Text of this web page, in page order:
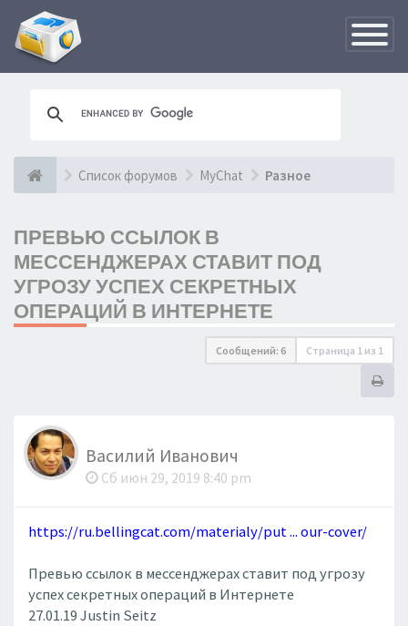
Список форумов MyChat Разное
ПРЕВЬЮ ССЫЛОК В
МЕССЕНДЖЕРАХ СТАВИТ ПОД
УГРОЗУ УСПЕХ СЕКРЕТНЫХ
ОПЕРАЦИЙ В ИНТЕРНЕТЕ
Сообщений: 6 Страница 1 из 1
Василий Иванович
Сб июн 29, 2019 8:40 pm
https://ru.bellingcat.com/materialy/put ... our-cover/
Превью ссылок в мессенджерах ставит под угрозу
успех секретных операций в Интернете
27.01.19 Justin Seitz